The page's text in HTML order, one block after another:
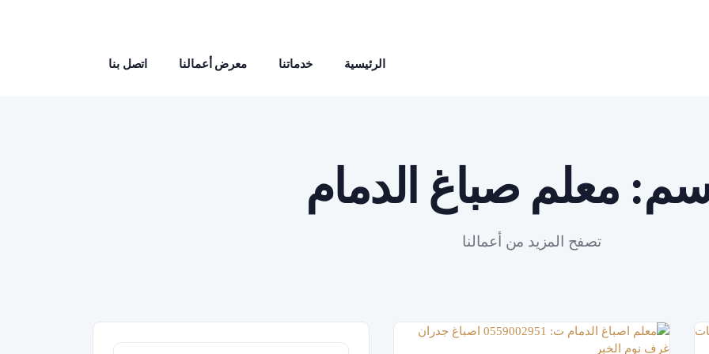
الرئيسية خدماتنا معرض أعمالنا اتصل بنا
معلم صباغ الدمام
تصفح المزيد من أعمالنا